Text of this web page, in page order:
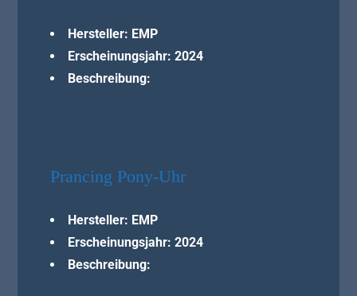
Hersteller: EMP
Erscheinungsjahr: 2024
Beschreibung:
Prancing Pony-Uhr
Hersteller: EMP
Erscheinungsjahr: 2024
Beschreibung: